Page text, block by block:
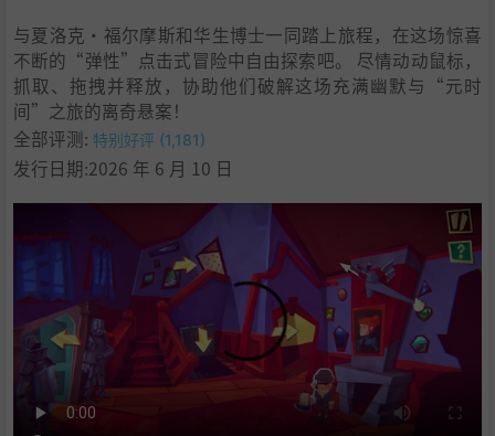
与夏洛克·福尔摩斯和华生博士一同踏上旅程，在这场惊喜
不断的“弹性”点击式冒险中自由探索吧。 尽情动动鼠标，
抓取、拖拽并释放，协助他们破解这场充满幽默与“元时
间”之旅的离奇悬案！
全部评测: 特别好评 (1,181)
发行日期:2026 年 6 月 10 日